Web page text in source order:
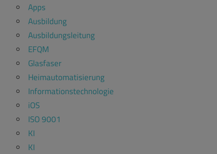
Apps
Ausbildung
Ausbildungsleitung
EFQM
Glasfaser
Heimautomatisierung
Informationstechnologie
iOS
ISO 9001
KI
KI